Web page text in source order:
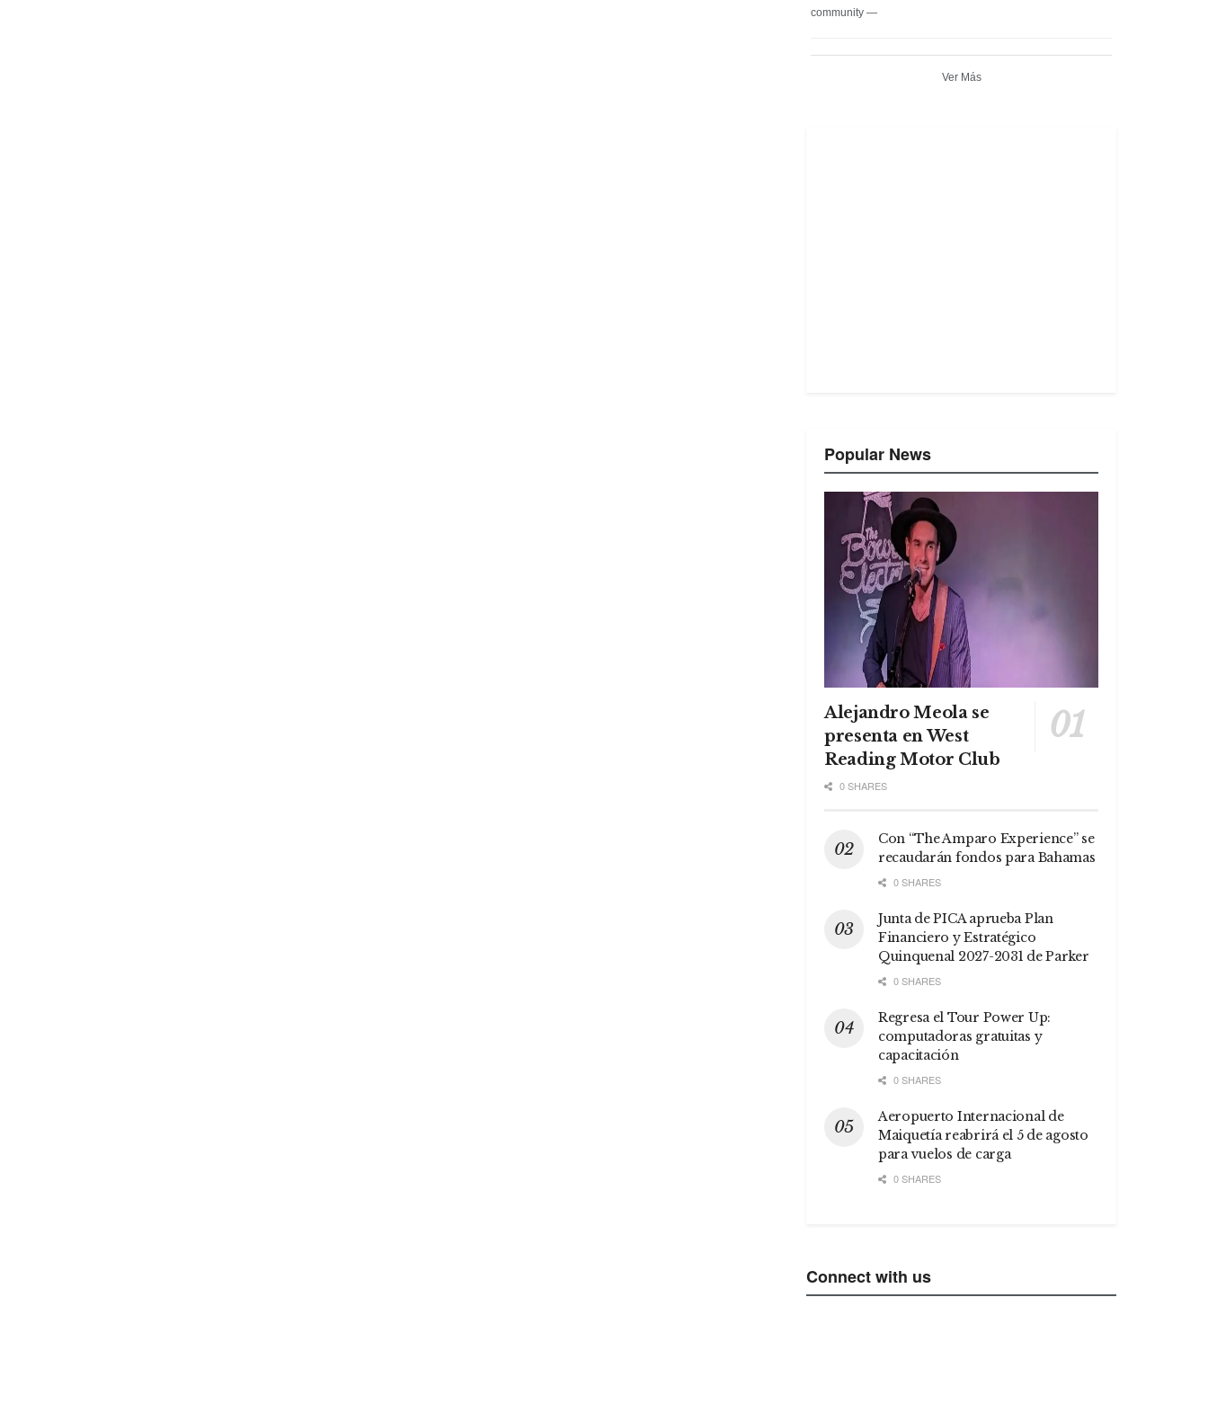
community —
Ver Más
Popular News
Alejandro Meola se
presenta en West
Reading Motor Club
0 SHARES
Con “The Amparo Experience” se
recaudarán fondos para Bahamas
0 SHARES
Junta de PICA aprueba Plan
Financiero y Estratégico
Quinquenal 2027-2031 de Parker
0 SHARES
Regresa el Tour Power Up:
computadoras gratuitas y
capacitación
0 SHARES
Aeropuerto Internacional de
Maiquetía reabrirá el 5 de agosto
para vuelos de carga
0 SHARES
Connect with us